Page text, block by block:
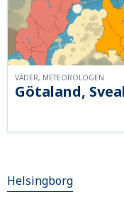
Götaland,
VÄDER, METEOROLOGEN
Helsingborg